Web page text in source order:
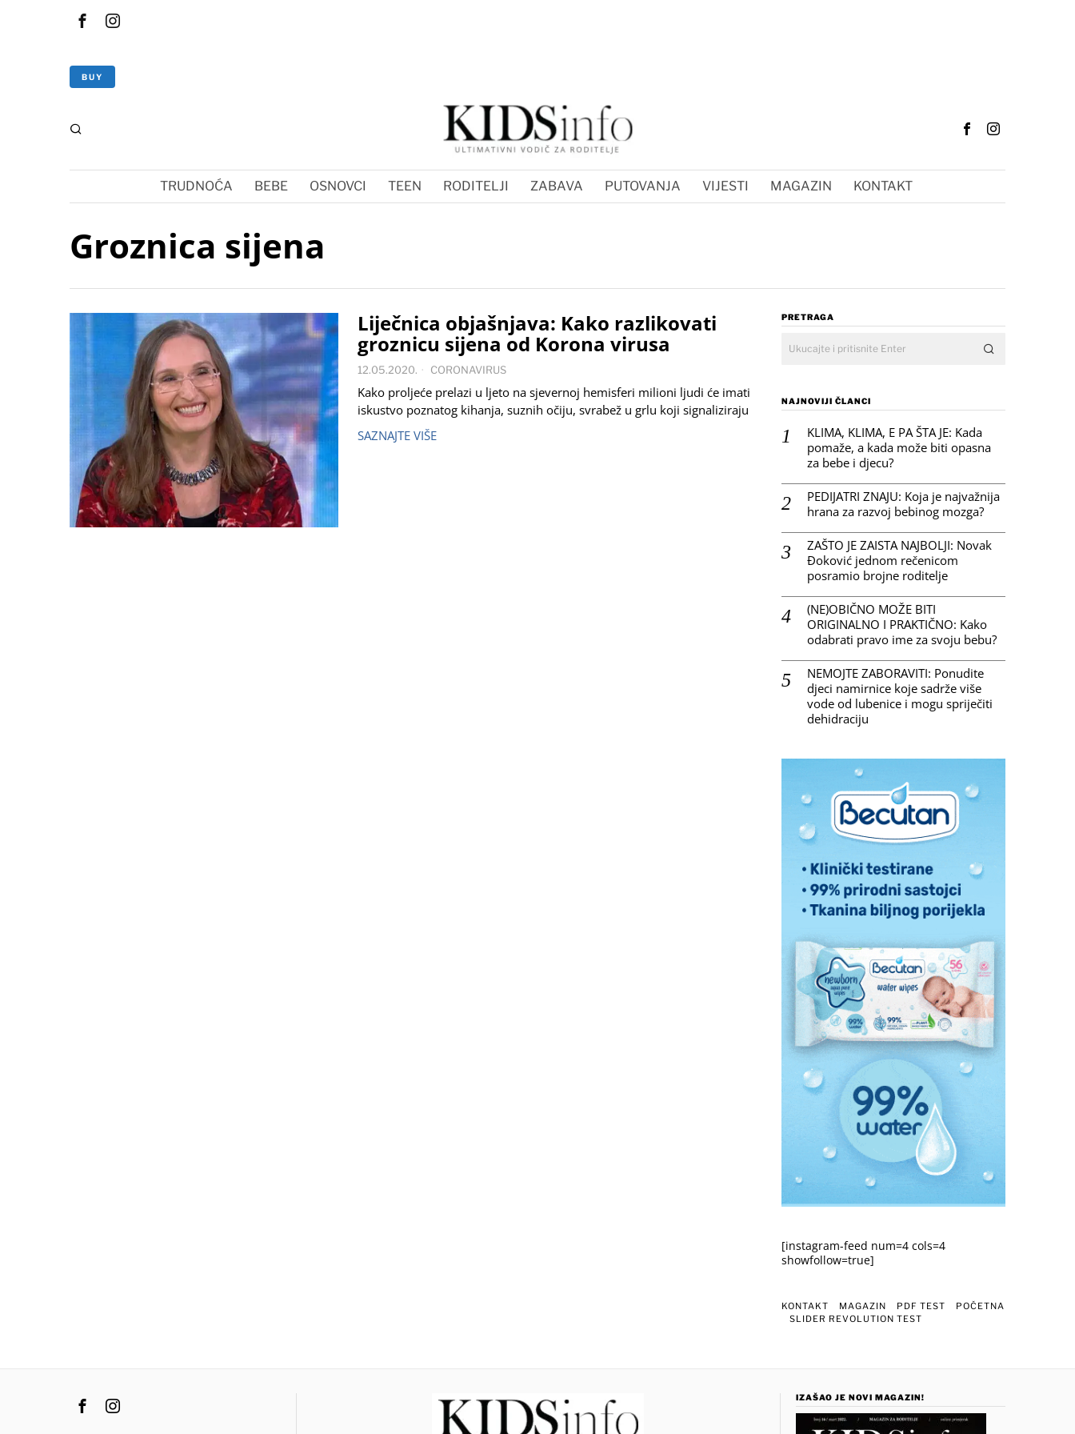
BUY
TRUDNOĆA BEBE OSNOVCI TEEN RODITELJI ZABAVA PUTOVANJA VIJESTI MAGAZIN KONTAKT
Groznica sijena
Liječnica objašnjava: Kako razlikovati
groznicu sijena od Korona virusa
12.05.2020. CORONAVIRUS
Kako proljeće prelazi u ljeto na sjevernoj hemisferi milioni ljudi će imati
iskustvo poznatog kihanja, suznih očiju, svrabež u grlu koji signaliziraju
SAZNAJTE VIŠE
PRETRAGA
NAJNOVIJI ČLANCI
KLIMA, KLIMA, E PA ŠTA JE: Kada
pomaže, a kada može biti opasna
za bebe i djecu?
PEDIJATRI ZNAJU: Koja je najvažnija
hrana za razvoj bebinog mozga?
ZAŠTO JE ZAISTA NAJBOLJI: Novak
Đoković jednom rečenicom
posramio brojne roditelje
(NE)OBIČNO MOŽE BITI
ORIGINALNO I PRAKTIČNO: Kako
odabrati pravo ime za svoju bebu?
NEMOJTE ZABORAVITI: Ponudite
djeci namirnice koje sadrže više
vode od lubenice i mogu spriječiti
dehidraciju
[instagram-feed num=4 cols=4
showfollow=true]
KONTAKT MAGAZIN PDF TEST
POČETNA
SLIDER REVOLUTION TEST
IZAŠAO JE NOVI MAGAZIN!